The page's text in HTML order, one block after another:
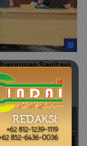
Sanitasi
SISIR